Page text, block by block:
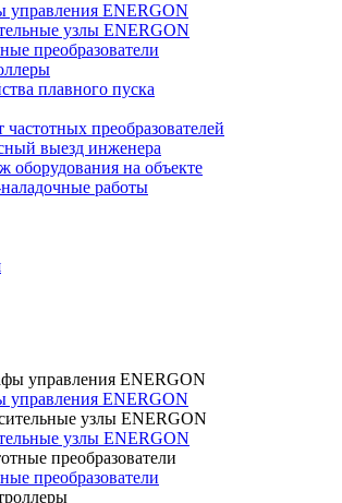
ENERGON
узлы ENERGON
преобразователи
плавного пуска
частотных преобразователей
выезд инженера
оборудования на объекте
работы
ENERGON
узлы ENERGON
преобразователи